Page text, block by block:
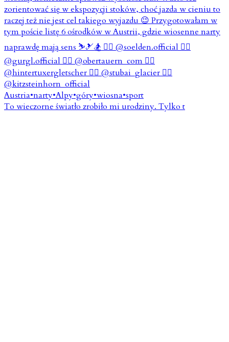
To wieczorne światło zrobiło mi urodziny. Tylko t